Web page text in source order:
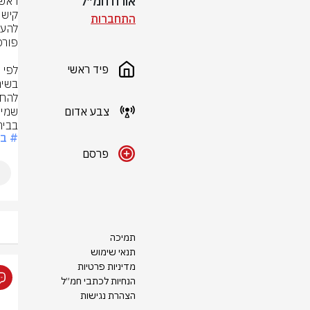
התחברות
פיד ראשי
צבע אדום
פרסם
תמיכה
תנאי שימוש
מדיניות פרטיות
הנחיות לכתבי חמ״ל
הצהרת נגישות
#